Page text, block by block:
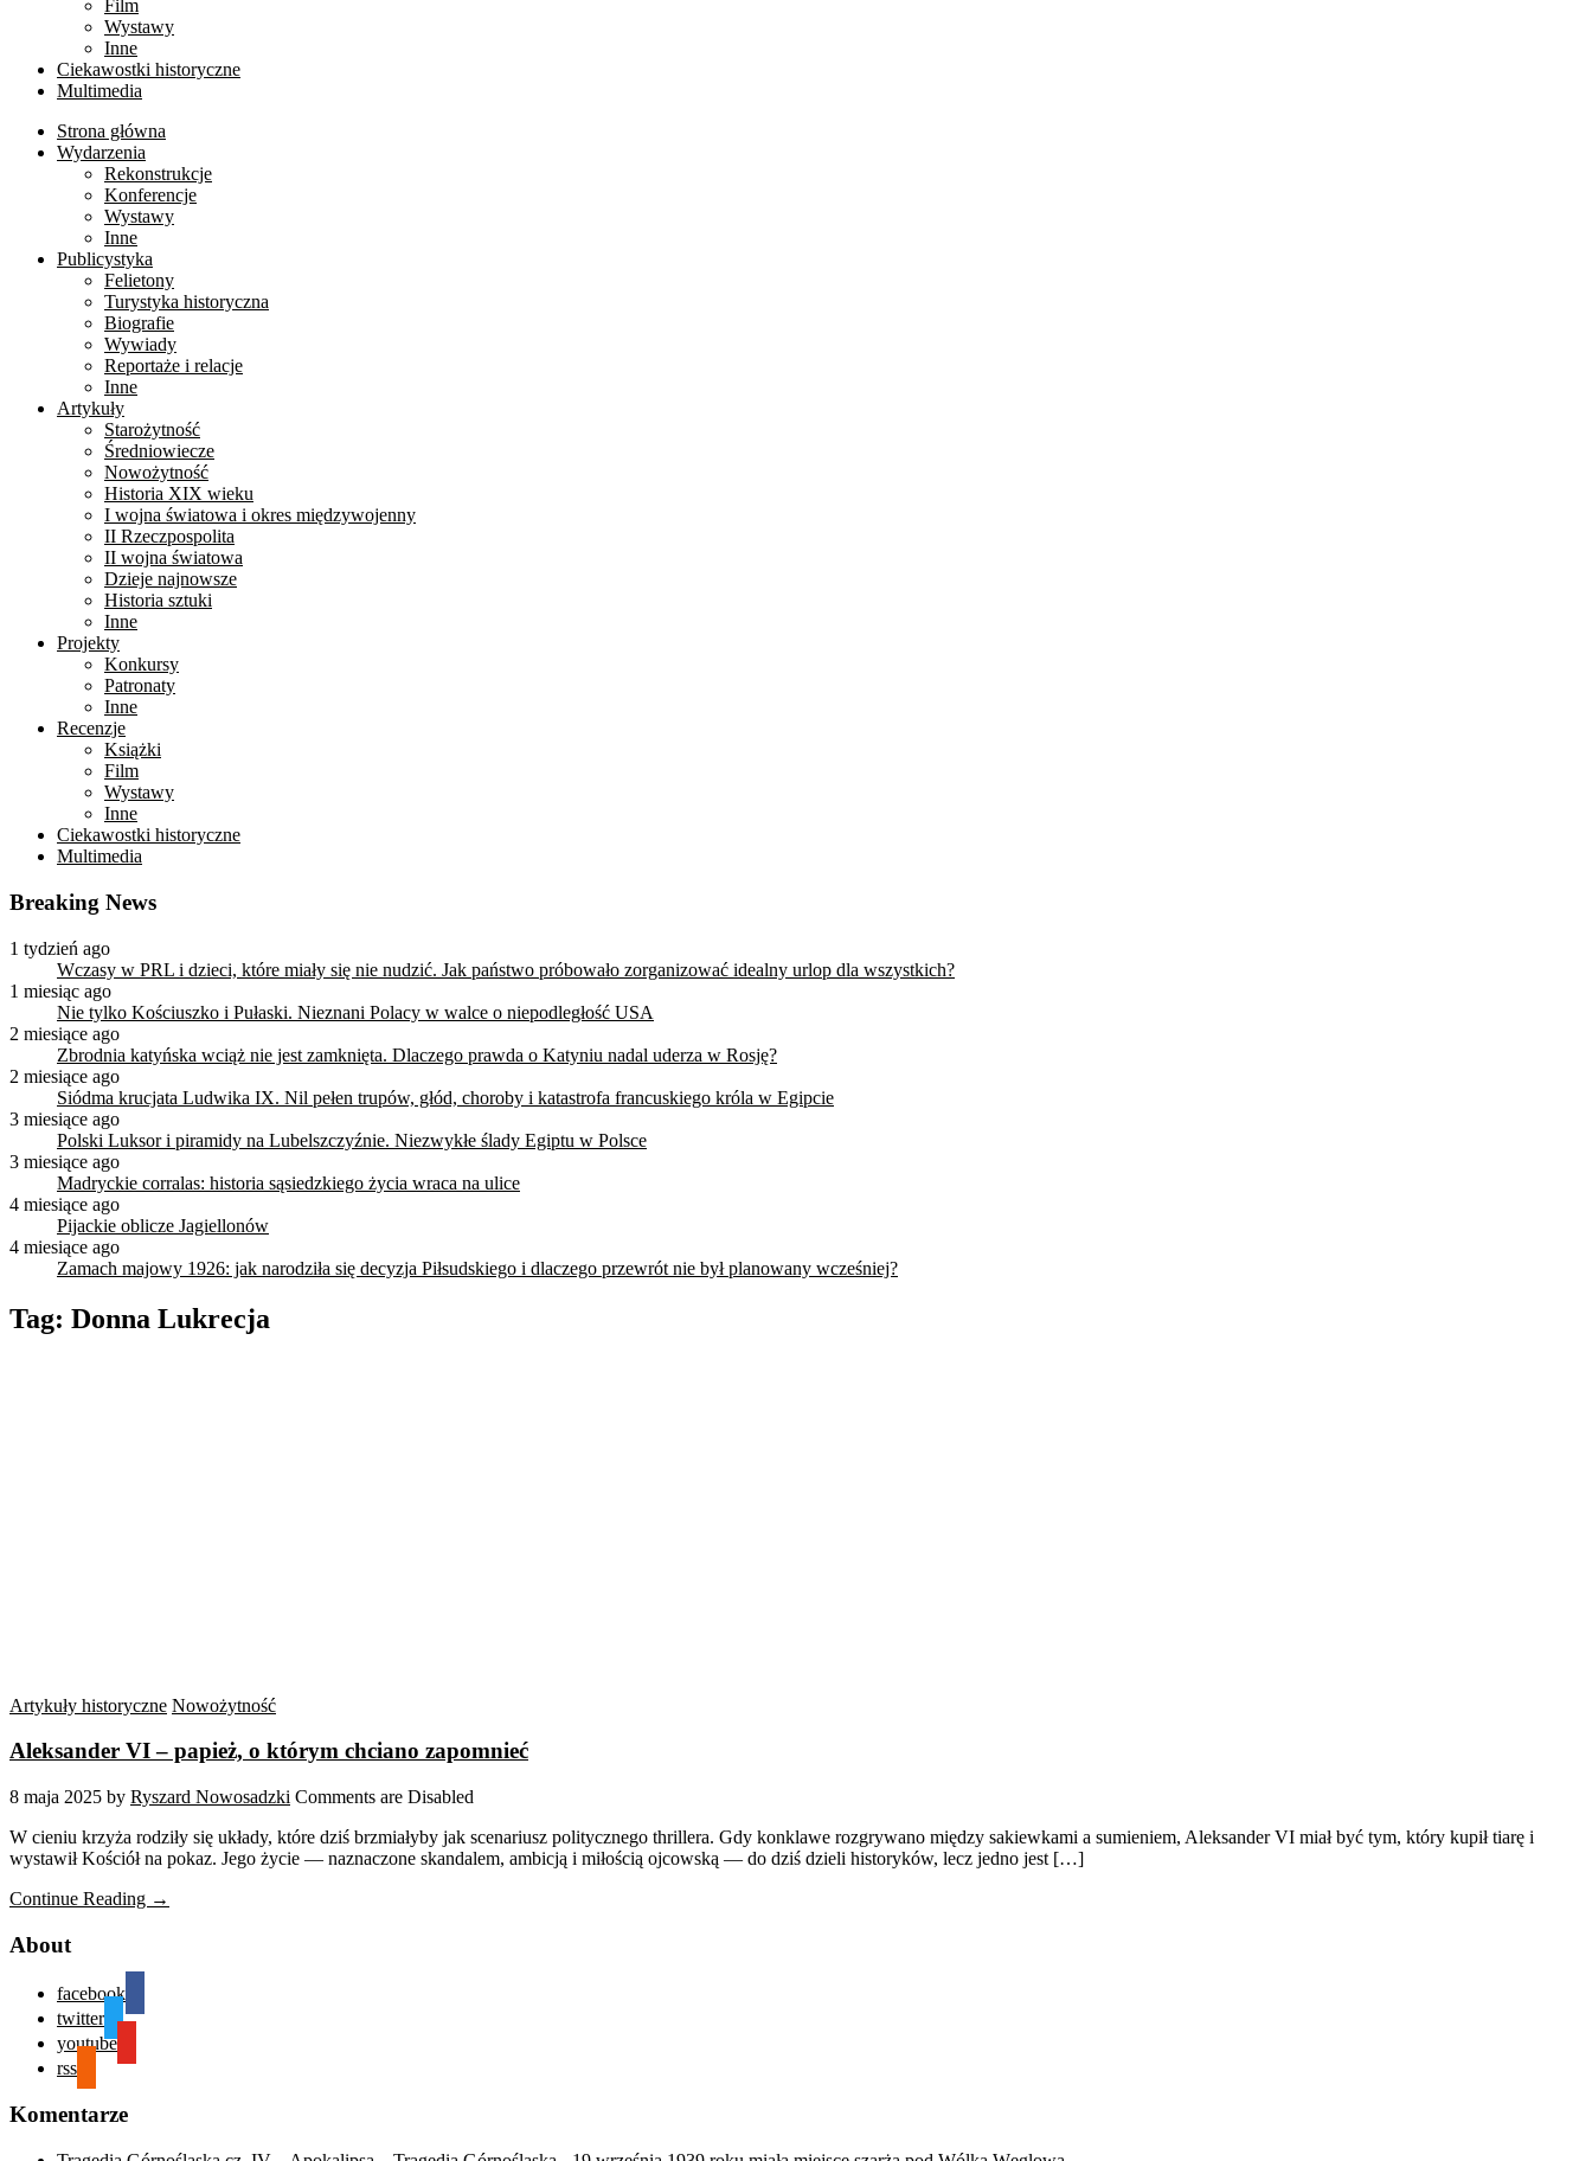
Film
Wystawy
Inne
Ciekawostki historyczne
Multimedia
Strona główna
Wydarzenia
Rekonstrukcje
Konferencje
Wystawy
Inne
Publicystyka
Felietony
Turystyka historyczna
Biografie
Wywiady
Reportaże i relacje
Inne
Artykuły
Starożytność
Średniowiecze
Nowożytność
Historia XIX wieku
I wojna światowa i okres międzywojenny
II Rzeczpospolita
II wojna światowa
Dzieje najnowsze
Historia sztuki
Inne
Projekty
Konkursy
Patronaty
Inne
Recenzje
Książki
Film
Wystawy
Inne
Ciekawostki historyczne
Multimedia
Breaking News
1 tydzień ago
Wczasy w PRL i dzieci, które miały się nie nudzić. Jak państwo próbowało zorganizować idealny urlop dla wszystkich?
1 miesiąc ago
Nie tylko Kościuszko i Pułaski. Nieznani Polacy w walce o niepodległość USA
2 miesiące ago
Zbrodnia katyńska wciąż nie jest zamknięta. Dlaczego prawda o Katyniu nadal uderza w Rosję?
2 miesiące ago
Siódma krucjata Ludwika IX. Nil pełen trupów, głód, choroby i katastrofa francuskiego króla w Egipcie
3 miesiące ago
Polski Luksor i piramidy na Lubelszczyźnie. Niezwykłe ślady Egiptu w Polsce
3 miesiące ago
Madryckie corralas: historia sąsiedzkiego życia wraca na ulice
4 miesiące ago
Pijackie oblicze Jagiellonów
4 miesiące ago
Zamach majowy 1926: jak narodziła się decyzja Piłsudskiego i dlaczego przewrót nie był planowany wcześniej?
Tag: Donna Lukrecja
Artykuły historyczne Nowożytność
Aleksander VI – papież, o którym chciano zapomnieć
8 maja 2025 by Ryszard Nowosadzki Comments are Disabled
W cieniu krzyża rodziły się układy, które dziś brzmiałyby jak scenariusz politycznego thrillera. Gdy konklawe rozgrywano między sakiewkami a sumieniem, Aleksander VI miał być tym, który kupił tiarę i
wystawił Kościół na pokaz. Jego życie — naznaczone skandalem, ambicją i miłością ojcowską — do dziś dzieli historyków, lecz jedno jest […]
Continue Reading →
About
facebook
twitter
youtube
rss
Komentarze